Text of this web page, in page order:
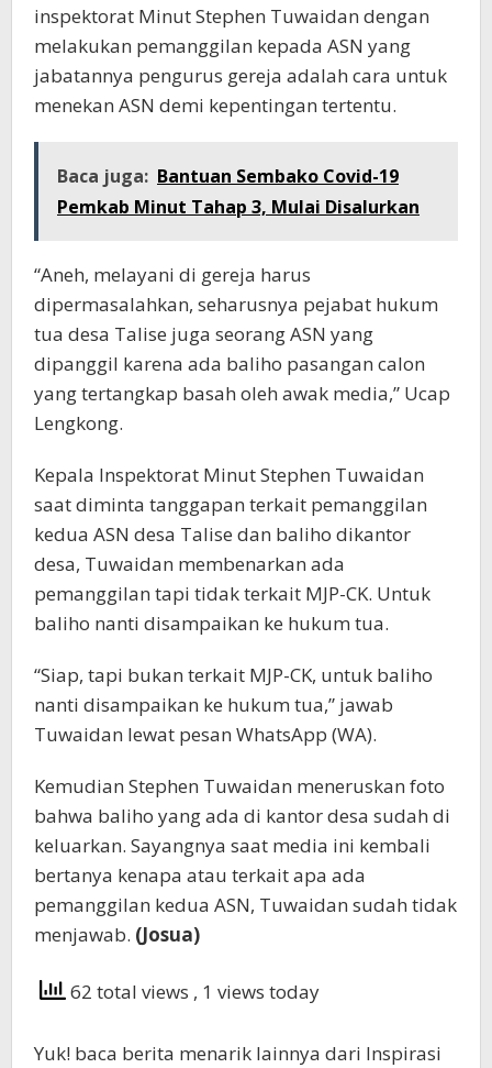
inspektorat Minut Stephen Tuwaidan dengan
melakukan pemanggilan kepada ASN yang
jabatannya pengurus gereja adalah cara untuk
menekan ASN demi kepentingan tertentu.
Baca juga: Bantuan Sembako Covid-19
Pemkab Minut Tahap 3, Mulai Disalurkan
“Aneh, melayani di gereja harus
dipermasalahkan, seharusnya pejabat hukum
tua desa Talise juga seorang ASN yang
dipanggil karena ada baliho pasangan calon
yang tertangkap basah oleh awak media,” Ucap
Lengkong.
Kepala Inspektorat Minut Stephen Tuwaidan
saat diminta tanggapan terkait pemanggilan
kedua ASN desa Talise dan baliho dikantor
desa, Tuwaidan membenarkan ada
pemanggilan tapi tidak terkait MJP-CK. Untuk
baliho nanti disampaikan ke hukum tua.
“Siap, tapi bukan terkait MJP-CK, untuk baliho
nanti disampaikan ke hukum tua,” jawab
Tuwaidan lewat pesan WhatsApp (WA).
Kemudian Stephen Tuwaidan meneruskan foto
bahwa baliho yang ada di kantor desa sudah di
keluarkan. Sayangnya saat media ini kembali
bertanya kenapa atau terkait apa ada
pemanggilan kedua ASN, Tuwaidan sudah tidak
menjawab. (Josua)
62 total views , 1 views today
Yuk! baca berita menarik lainnya dari Inspirasi